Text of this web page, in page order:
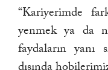
“Kariyerimde
yenmek ya da
faydaların yanı
dışında